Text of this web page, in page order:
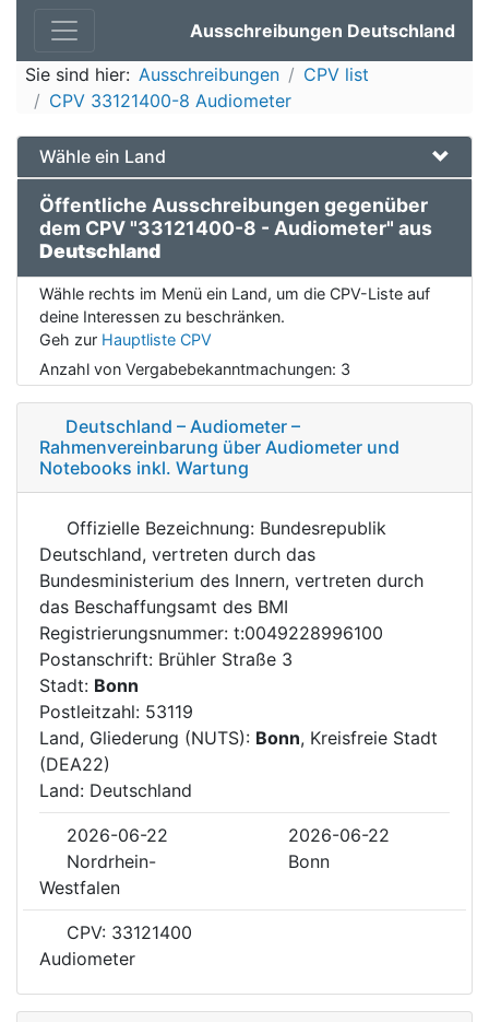
Ausschreibungen Deutschland
Sie sind hier: Ausschreibungen
CPV list
CPV 33121400-8 Audiometer
Wähle ein Land
Öffentliche Ausschreibungen gegenüber
dem CPV "33121400-8 - Audiometer" aus
Deutschland
Wähle rechts im Menü ein Land, um die CPV-Liste auf
deine Interessen zu beschränken.
Geh zur Hauptliste CPV
Anzahl von Vergabebekanntmachungen: 3
Deutschland – Audiometer –
Rahmenvereinbarung über Audiometer und
Notebooks inkl. Wartung
Offizielle Bezeichnung: Bundesrepublik
Deutschland, vertreten durch das
Bundesministerium des Innern, vertreten durch
das Beschaffungsamt des BMI
Registrierungsnummer: t:0049228996100
Postanschrift: Brühler Straße 3
Stadt: Bonn
Postleitzahl: 53119
Land, Gliederung (NUTS): Bonn, Kreisfreie Stadt
(DEA22)
Land: Deutschland
2026-06-22
2026-06-22
Nordrhein-
Westfalen
Bonn
CPV: 33121400
Audiometer